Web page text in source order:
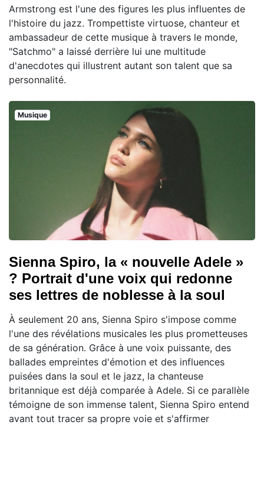
Armstrong est l'une des figures les plus influentes de
l'histoire du jazz. Trompettiste virtuose, chanteur et
ambassadeur de cette musique à travers le monde,
"Satchmo" a laissé derrière lui une multitude
d'anecdotes qui illustrent autant son talent que sa
personnalité.
Musique
Sienna Spiro, la « nouvelle Adele »
? Portrait d'une voix qui redonne
ses lettres de noblesse à la soul
À seulement 20 ans, Sienna Spiro s'impose comme
l'une des révélations musicales les plus prometteuses
de sa génération. Grâce à une voix puissante, des
ballades empreintes d'émotion et des influences
puisées dans la soul et le jazz, la chanteuse
britannique est déjà comparée à Adele. Si ce parallèle
témoigne de son immense talent, Sienna Spiro entend
avant tout tracer sa propre voie et s'affirmer